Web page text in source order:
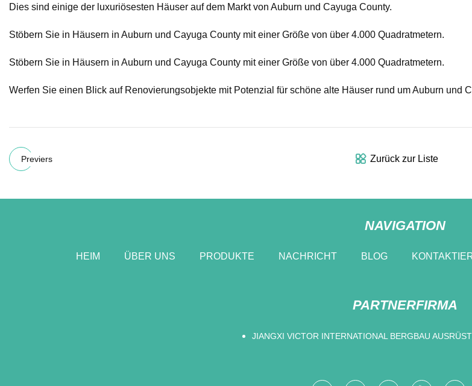
Dies sind einige der luxuriösesten Häuser auf dem Markt von Auburn und Cayuga County.
Stöbern Sie in Häusern in Auburn und Cayuga County mit einer Größe von über 4.000 Quadratmetern.
Stöbern Sie in Häusern in Auburn und Cayuga County mit einer Größe von über 4.000 Quadratmetern.
Werfen Sie einen Blick auf Renovierungsobjekte mit Potenzial für schöne alte Häuser rund um Auburn und
Previers Zurück zur Liste
NAVIGATION
HEIM ÜBER UNS PRODUKTE NACHRICHT BLOG
PARTNERFIRMA
JIANGXI VICTOR INTERNATIONAL BERGBAU